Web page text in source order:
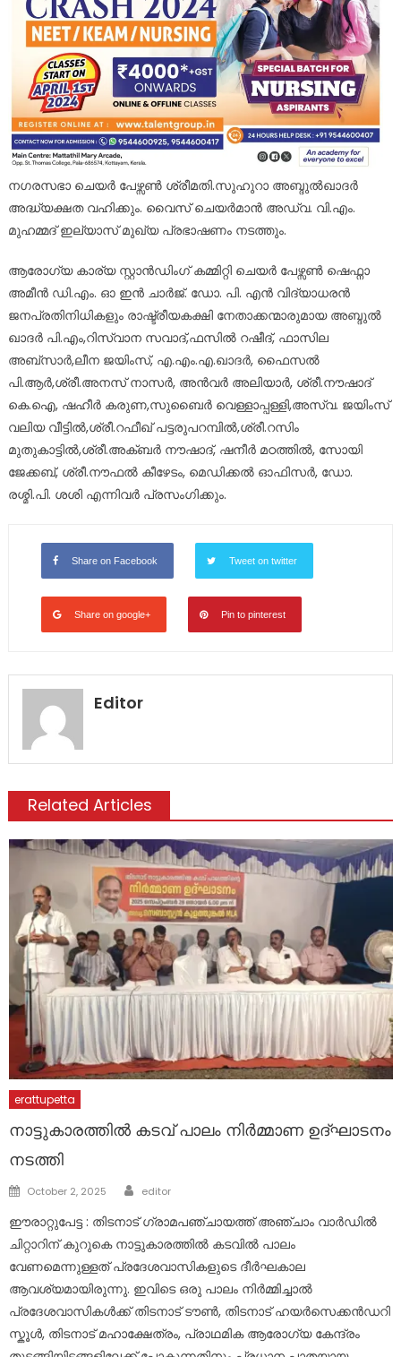
നഗരസഭാ ചെയർ പേഴ്സൺ ശ്രീമതി.സുഹുറാ അബ്ദുൽഖാദർ
അദ്ധ്യക്ഷത വഹിക്കും. വൈസ് ചെയർമാൻ അഡ്വ. വി.എം.
മുഹമ്മദ് ഇല്യാസ് മുഖ്യ പ്രഭാഷണം നടത്തും.
ആരോഗ്യ കാര്യ സ്റ്റാൻഡിംഗ് കമ്മിറ്റി ചെയർ പേഴ്സൺ ഷെഫ്നാ
അമീൻ ഡി.എം. ഓ ഇൻ ചാർജ്. ഡോ. പി. എൻ വിദ്യാധരൻ
ജനപ്രതിനിധികളും രാഷ്ട്രീയകക്ഷി നേതാക്കന്മാരുമായ അബ്ദുൽ
ഖാദർ പി.എം,റിസ്വാന സവാദ്,ഫസിൽ റഷീദ്, ഫാസില
അബ്സാർ,ലീന ജയിംസ്, എ.എം.എ.ഖാദർ, ഫൈസൽ
പി.ആർ,ശ്രീ.അനസ് നാസർ, അൻവർ അലിയാർ, ശ്രീ.നൗഷാദ്
കെ.ഐ, ഷഹീർ കരുണ,സുബൈർ വെള്ളാപ്പള്ളി,അസ്വ. ജയിംസ്
വലിയ വീട്ടിൽ,ശ്രീ.റഫീഖ് പട്ടരുപറമ്പിൽ,ശ്രീ.റസിം
മുതുകാട്ടിൽ,ശ്രീ.അക്ബർ നൗഷാദ്, ഷനീർ മഠത്തിൽ, സോയി
ജേക്കബ്, ശ്രീ.നൗഫൽ കീഴേടം, മെഡിക്കൽ ഓഫിസർ, ഡോ.
രശ്മി.പി. ശശി എന്നിവർ പ്രസംഗിക്കും.
Share on Facebook Tweet on twitter
Share on google+ Pin to pinterest
Editor
Related Articles
erattupetta
നാട്ടുകാരത്തിൽ കടവ് പാലം നിർമ്മാണ ഉദ്ഘാടനം
നടത്തി
Posted
October 2, 2025 Author
editor
ഈരാറ്റുപേട്ട : തിടനാട് ഗ്രാമപഞ്ചായത്ത് അഞ്ചാം വാർഡിൽ
ചിറ്റാറിന് കുറുകെ നാട്ടുകാരത്തിൽ കടവിൽ പാലം
വേണമെന്നുള്ളത് പ്രദേശവാസികളുടെ ദീർഘകാല
ആവശ്യമായിരുന്നു. ഇവിടെ ഒരു പാലം നിർമ്മിച്ചാൽ
പ്രദേശവാസികൾക്ക് തിടനാട് ടൗൺ, തിടനാട് ഹയർസെക്കൻഡറി
സ്കൂൾ, തിടനാട് മഹാക്ഷേത്രം, പ്രാഥമിക ആരോഗ്യ കേന്ദ്രം